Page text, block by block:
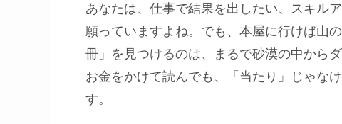
あなたは、仕事で結果を出したい、スキル
願っていますよね。でも、本屋に行けば山
冊」を見つけるのは、まるで砂漠の中から
お金をかけて読んでも、「当たり」じゃな
す。